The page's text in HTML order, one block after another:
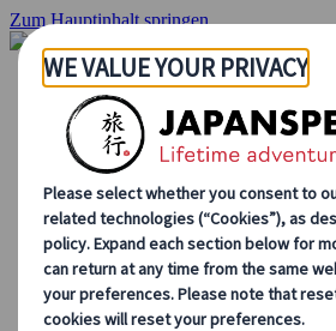
Zum Hauptinhalt springen
Startseite
Rundreisen
Individuelle Reisen
Gruppenreisen
Selbstfahrerreisen
Ausflüge
Maßgeschneiderte
Japan Rail Pass
Wie wir arbeiten
Über uns
Treffen Sie unser Team
Werden Sie Teil unseres Teams